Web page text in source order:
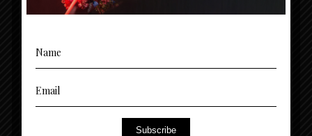
Subscribe